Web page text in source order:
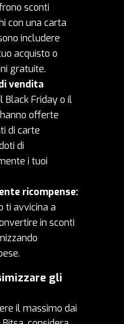
sconti
con una carta
includere
acquisto o
gratuite.
vendita
Black Friday o il
offerte
di carte
di
i tuoi
ricompense:
ti avvicina a
in sconti
gli
il massimo dai